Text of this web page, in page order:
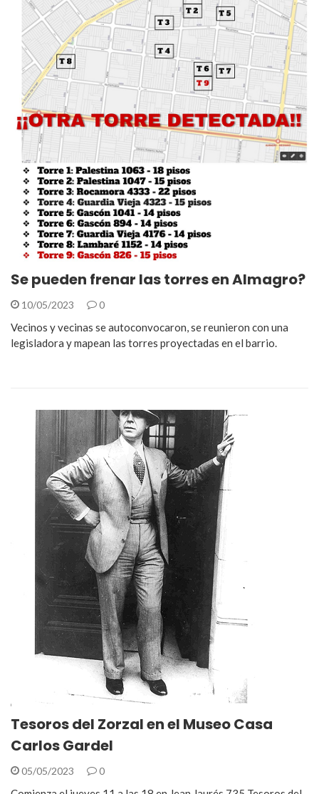
Se pueden frenar las torres en Almagro?
10/05/2023 0
Vecinos y vecinas se autoconvocaron, se reunieron con una
legisladora y mapean las torres proyectadas en el barrio.
Tesoros del Zorzal en el Museo Casa
Carlos Gardel
05/05/2023 0